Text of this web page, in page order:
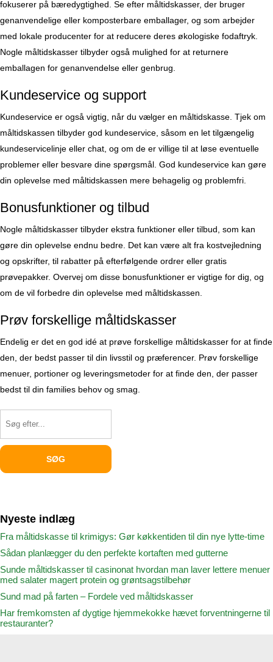
fokuserer på bæredygtighed. Se efter måltidskasser, der bruger
genanvendelige eller komposterbare emballager, og som arbejder
med lokale producenter for at reducere deres økologiske fodaftryk.
Nogle måltidskasser tilbyder også mulighed for at returnere
emballagen for genanvendelse eller genbrug.
Kundeservice og support
Kundeservice er også vigtig, når du vælger en måltidskasse. Tjek om
måltidskassen tilbyder god kundeservice, såsom en let tilgængelig
kundeservicelinje eller chat, og om de er villige til at løse eventuelle
problemer eller besvare dine spørgsmål. God kundeservice kan gøre
din oplevelse med måltidskassen mere behagelig og problemfri.
Bonusfunktioner og tilbud
Nogle måltidskasser tilbyder ekstra funktioner eller tilbud, som kan
gøre din oplevelse endnu bedre. Det kan være alt fra kostvejledning
og opskrifter, til rabatter på efterfølgende ordrer eller gratis
prøvepakker. Overvej om disse bonusfunktioner er vigtige for dig, og
om de vil forbedre din oplevelse med måltidskassen.
Prøv forskellige måltidskasser
Endelig er det en god idé at prøve forskellige måltidskasser for at finde
den, der bedst passer til din livsstil og præferencer. Prøv forskellige
menuer, portioner og leveringsmetoder for at finde den, der passer
bedst til din families behov og smag.
Nyeste indlæg
Fra måltidskasse til krimigys: Gør køkkentiden til din nye lytte-time
Sådan planlægger du den perfekte kortaften med gutterne
Sunde måltidskasser til casinonat hvordan man laver lettere menuer
med salater magert protein og grøntsagstilbehør
Sund mad på farten – Fordele ved måltidskasser
Har fremkomsten af dygtige hjemmekokke hævet forventningerne til
restauranter?